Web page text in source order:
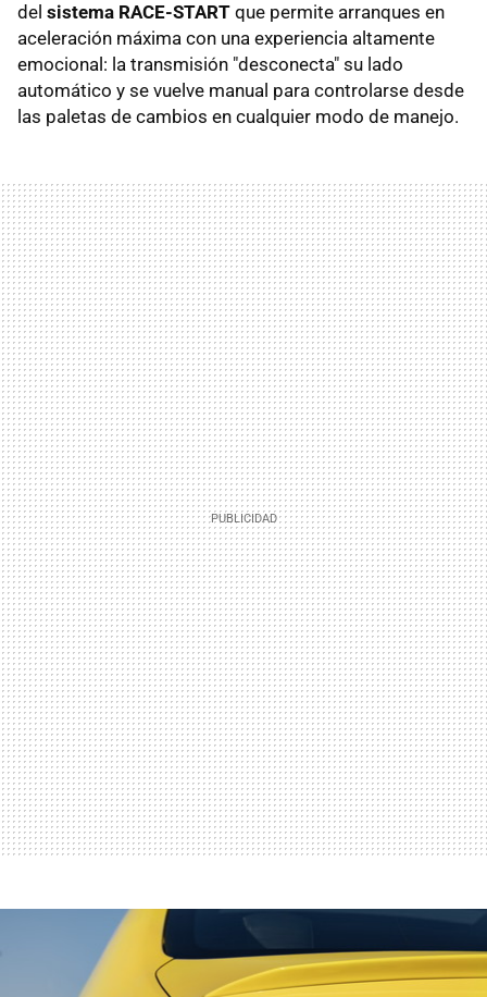
del sistema RACE-START que permite arranques en
aceleración máxima con una experiencia altamente
emocional: la transmisión "desconecta" su lado
automático y se vuelve manual para controlarse desde
las paletas de cambios en cualquier modo de manejo.